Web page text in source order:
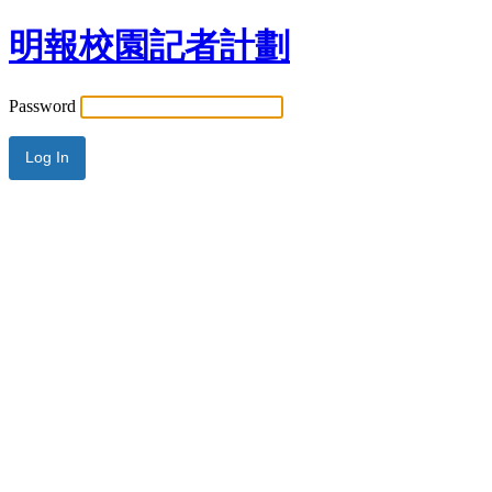
明報校園記者計劃
Password